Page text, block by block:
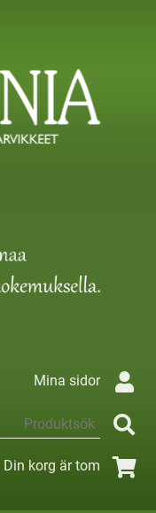
Mina sidor
Din korg är tom